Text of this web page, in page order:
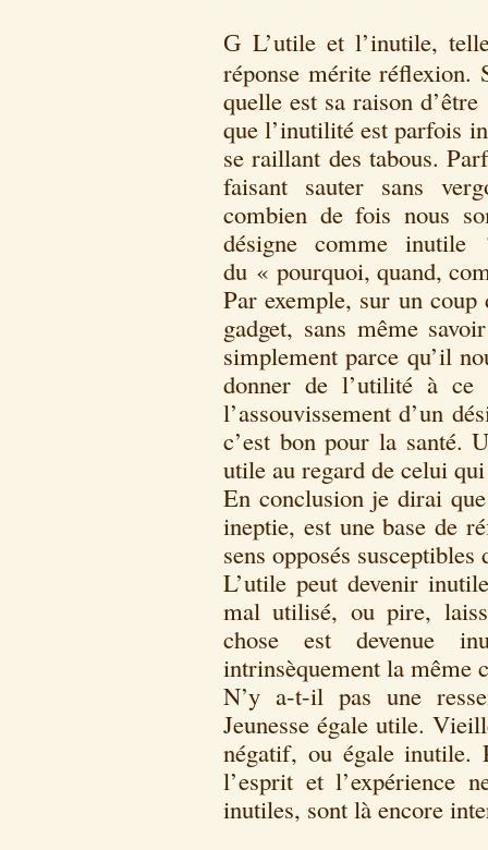
G L’utile et l’inutile,
réponse mérite
quelle est sa raison
que l’inutilité est parfois
se raillant des tabous.
faisant sauter sans
combien de fois nous
désigne comme inutile
du « pourquoi, quand,
Par exemple, sur un
gadget, sans même
simplement parce qu’il
donner de l’utilité à
l’assouvissement d’un
c’est bon pour la santé.
utile au regard de celui
En conclusion je dirai
ineptie, est une base de
sens opposés susceptibles
L’utile peut devenir
mal utilisé, ou pire,
chose est devenue
intrinsèquement la même
N’y a-t-il pas une
Jeunesse égale utile.
négatif, ou égale inutile.
l’esprit et l’expérience
inutiles, sont là encore